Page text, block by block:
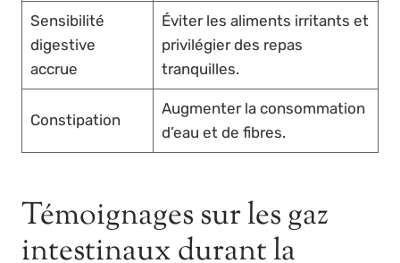
Sensibilité
digestive
accrue
Éviter les aliments irritants et
privilégier des repas
tranquilles.
Constipation
Augmenter la consommation
d’eau et de fibres.
Témoignages sur les gaz
intestinaux durant la